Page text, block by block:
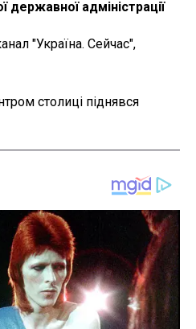
державної адміністрації
"Україна. Сейчас",
столиці піднявся